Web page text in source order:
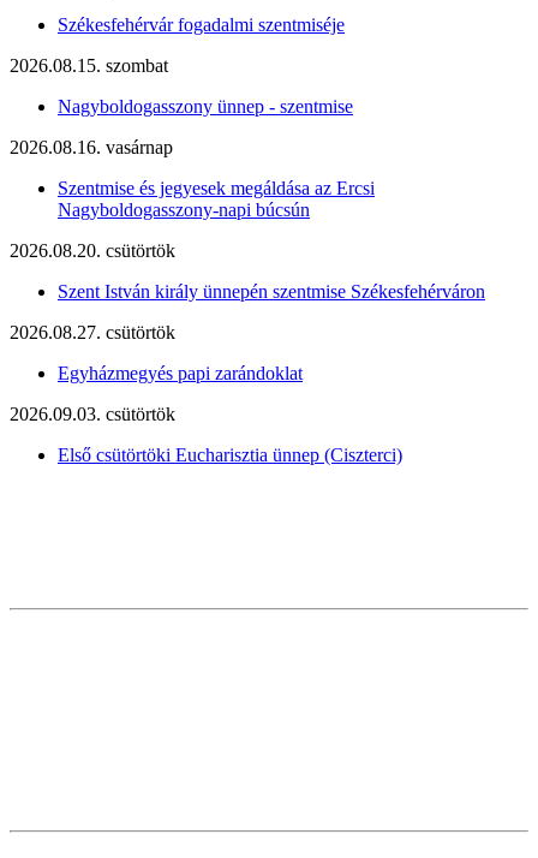
Székesfehérvár fogadalmi szentmiséje
2026.08.15. szombat
Nagyboldogasszony ünnep - szentmise
2026.08.16. vasárnap
Szentmise és jegyesek megáldása az Ercsi
Nagyboldogasszony-napi búcsún
2026.08.20. csütörtök
Szent István király ünnepén szentmise Székesfehérváron
2026.08.27. csütörtök
Egyházmegyés papi zarándoklat
2026.09.03. csütörtök
Első csütörtöki Eucharisztia ünnep (Ciszterci)